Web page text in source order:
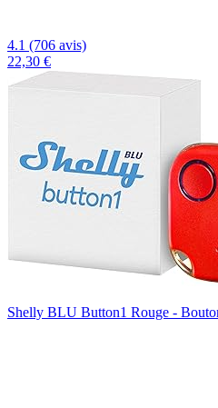
4.1 (706 avis)
22,30 €
Shelly BLU Button1 Rouge -